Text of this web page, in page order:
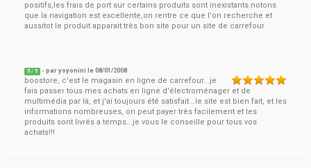
positifs,les frais de port sur certains produits sont inexistants.notons
que la navigation est excellente,on rentre ce que l'on recherche et
aussitot le produit apparait.très bon site pour un site de carrefour
5 / 5 - paryoyonini le08/01/2008
boostore, c'est le magasin en ligne de carrefour...je
fais passer tous mes achats en ligne d'électroménager et de
multimédia par là, et j'ai toujours été satisfait...le site est bien fait, et les
informations nombreuses, on peut payer très facilement et les
produits sont livrés a temps...je vous le conseille pour tous vos
achats!!!